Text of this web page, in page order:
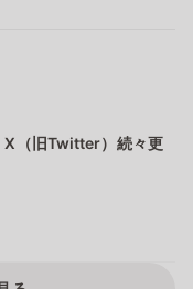
X（旧Twitter）続々更